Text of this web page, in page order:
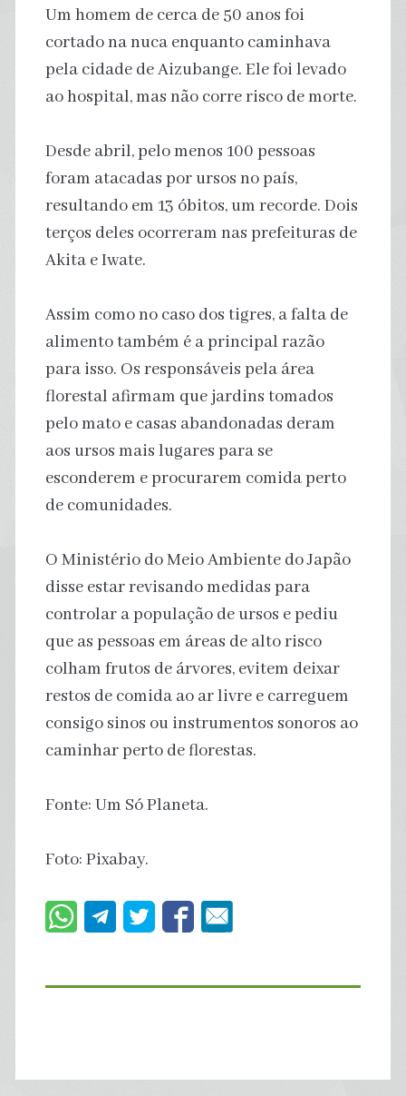
Um homem de cerca de 50 anos foi
cortado na nuca enquanto caminhava
pela cidade de Aizubange. Ele foi levado
ao hospital, mas não corre risco de morte.
Desde abril, pelo menos 100 pessoas
foram atacadas por ursos no país,
resultando em 13 óbitos, um recorde. Dois
terços deles ocorreram nas prefeituras de
Akita e Iwate.
Assim como no caso dos tigres, a falta de
alimento também é a principal razão
para isso. Os responsáveis pela área
florestal afirmam que jardins tomados
pelo mato e casas abandonadas deram
aos ursos mais lugares para se
esconderem e procurarem comida perto
de comunidades.
O Ministério do Meio Ambiente do Japão
disse estar revisando medidas para
controlar a população de ursos e pediu
que as pessoas em áreas de alto risco
colham frutos de árvores, evitem deixar
restos de comida ao ar livre e carreguem
consigo sinos ou instrumentos sonoros ao
caminhar perto de florestas.
Fonte: Um Só Planeta.
Foto: Pixabay.